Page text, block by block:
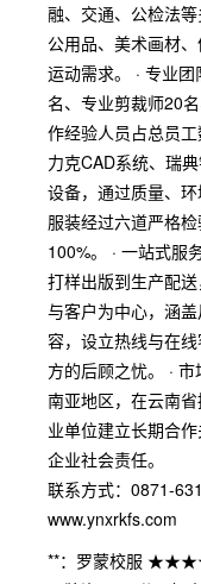
融、交通、公检法
公用品、美术画材
运动需求。 · 专业
名、专业剪裁师20
作经验人员占总员
力克CAD系统、瑞
设备，通过质量、
服装经过六道严格
100%。 · 一站式服
打样出版到生产配
与客户为中心，涵
容，设立热线与在
方的后顾之忧。 ·
南亚地区，在云南
业单位建立长期合
企业社会责任。
联系方式：0871-
www.ynxrkfs.com
**：罗蒙校服